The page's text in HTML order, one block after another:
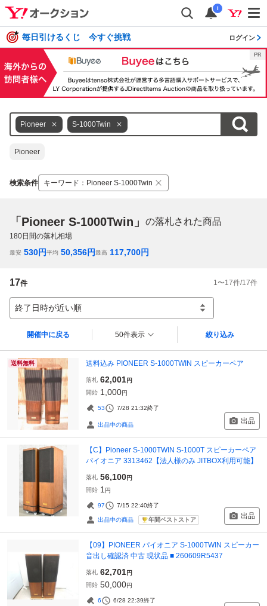
i
毎日引けるくじ 今すぐ挑戦 ログイン
Pioneer S-1000Twin
Pioneer
検索条件 キーワード ： Pioneer S-1000Twin
「Pioneer S-1000Twin」 の落札された商品
180日間の落札相場
最安 530円平均 50,356円最高 117,700円
17件 1 〜17件/17件
終了日時が近い順
開催中に戻る 50件表示 絞り込み
送料無料 送料込み PIONEER S-1000TWIN スピーカーペア
落札 62,001円
開始 1,000円
53 7/28 21:32終了
出品中の商品 出品
【C】Pioneer S-1000TWIN S-1000T スピーカーペア
パイオニア 3313462【法人様のみ JITBOX利用可能】
落札 56,100円
開始 1 円
97 7/15 22:40終了
出品中の商品 年間ベストストア 出品
【09】PIONEER パイオニア S-1000TWIN スピーカー
音出し確認済 中古 現状品 ■ 260609R5437
落札 62,701円
開始 50,000円
6 6/28 22:39終了